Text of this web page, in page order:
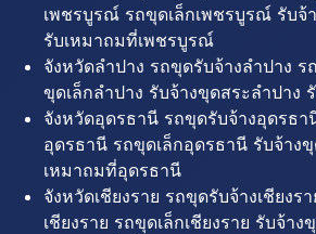
เพชรบูรณ์ รถขุดเล็กเพชรบูรณ์ รับจ้
รับเหมาถมที่เพชรบูรณ์
จังหวัดลำปาง รถขุดรับจ้างลำปาง ร
ขุดเล็กลำปาง รับจ้างขุดสระลำปาง
จังหวัดอุดรธานี รถขุดรับจ้างอุดรธา
อุดรธานี รถขุดเล็กอุดรธานี รับจ้าง
เหมาถมที่อุดรธานี
จังหวัดเชียงราย รถขุดรับจ้างเชียงร
เชียงราย รถขุดเล็กเชียงราย รับจ้าง